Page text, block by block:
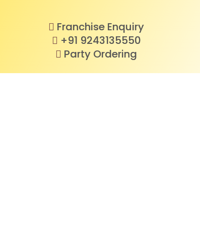
Franchise Enquiry
+91 9243135550
Party Ordering